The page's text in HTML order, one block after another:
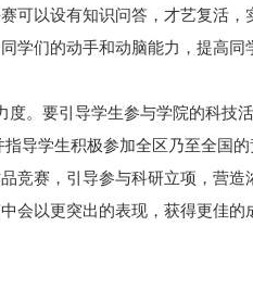
可以设有知识问答，才艺复活
学们的动手和动脑能力，提高
度。要引导学生参与学院的科技
导学生积极参加全区乃至全国
竞赛，引导参与科研立项，营
会以更突出的表现，获得更佳的